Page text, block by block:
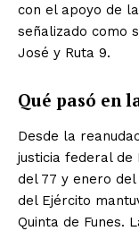
con el apoyo de
señalizado como
José y Ruta 9.
Qué pasó en
Desde la
justicia federal
del 77 y enero del
del Ejército
Quinta de Funes.